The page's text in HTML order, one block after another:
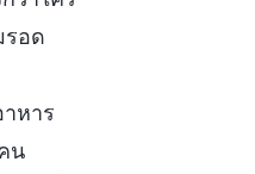
รอด
หาร
น